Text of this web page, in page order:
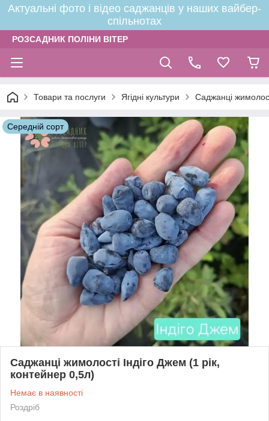
Актуальні фото і відео саджанців у наших вайбер-
спільнотах
РОЗСАДНИК ПОЛІНИ ВІТЕР
Товари та послуги Ягідні культури Саджанці
Середній сорт
Саджанці жимолості Індіго Джем (1 рік,
контейнер 0,5л)
Немає в наявності
Роздріб